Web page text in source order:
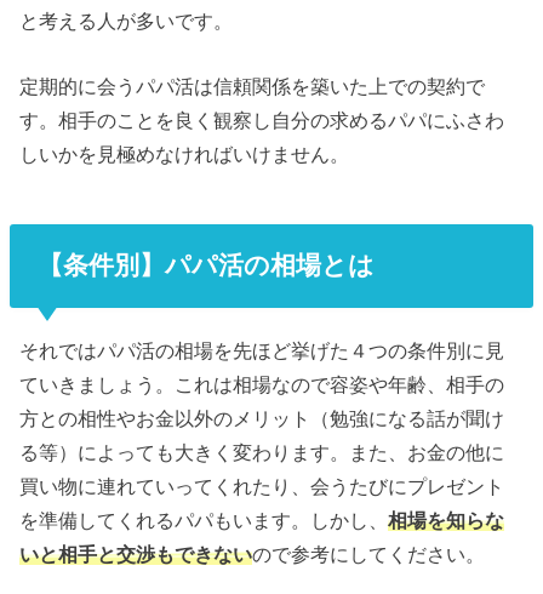
と考える人が多いです。
定期的に会うパパ活は信頼関係を築いた上での契約で
す。相手のことを良く観察し自分の求めるパパにふさわ
しいかを見極めなければいけません。
【条件別】パパ活の相場とは
それではパパ活の相場を先ほど挙げた４つの条件別に見
ていきましょう。これは相場なので容姿や年齢、相手の
方との相性やお金以外のメリット（勉強になる話が聞け
る等）によっても大きく変わります。また、お金の他に
買い物に連れていってくれたり、会うたびにプレゼント
を準備してくれるパパもいます。しかし、相場を知らな
いと相手と交渉もできないので参考にしてください。